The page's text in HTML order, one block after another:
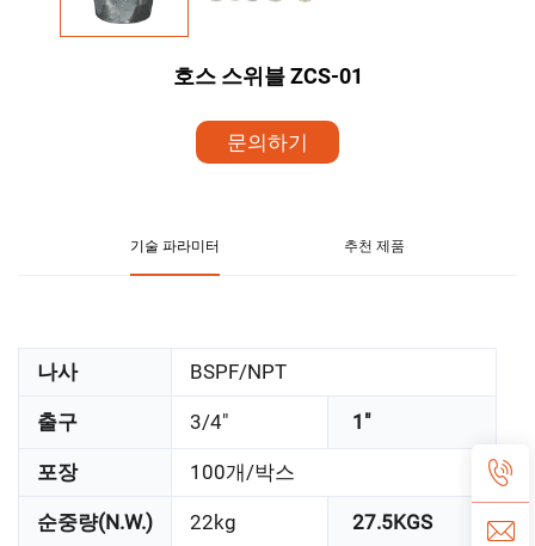
호스 스위블 ZCS-01
문의하기
기술 파라미터 추천 제품
나사 BSPF/NPT
출구 3/4" 1"
포장 100개/박스
순중량(N.W.) 22kg 27.5KGS